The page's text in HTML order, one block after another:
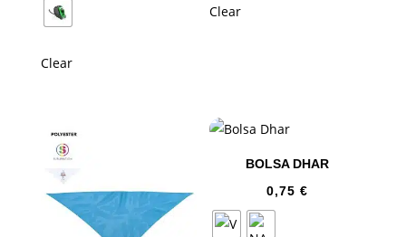
Clear
Clear
BOLSA DHAR
0,75€